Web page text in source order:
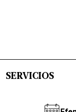
SERVICIOS